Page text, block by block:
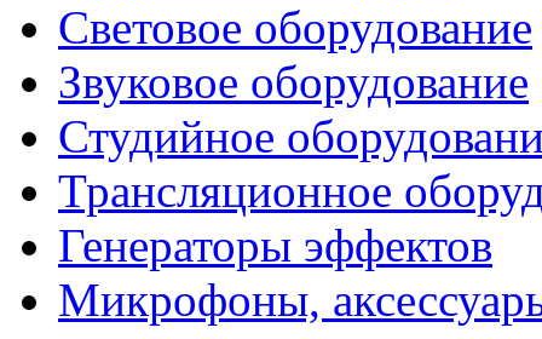
Световое оборудование
Звуковое оборудование
Студийное
Трансляционное
Генераторы эффектов
Микрофоны,